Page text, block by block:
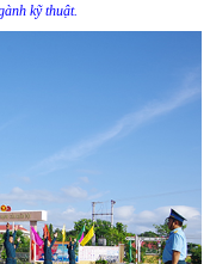
kỹ thuật.